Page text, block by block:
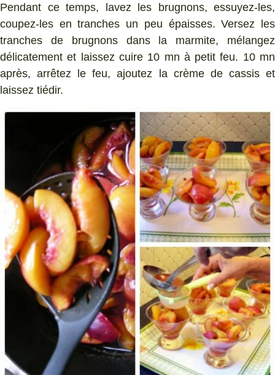
Pendant ce temps, lavez les brugnons, essuyez-les,
coupez-les en tranches un peu épaisses. Versez les
tranches de brugnons dans la marmite, mélangez
délicatement et laissez cuire 10 mn à petit feu. 10 mn
après, arrêtez le feu, ajoutez la crème de cassis et
laissez tiédir.